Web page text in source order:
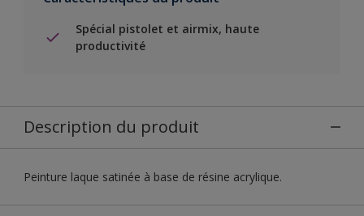
Spécial pistolet et airmix, haute
productivité
Description du produit
Peinture laque satinée à base de résine acrylique.